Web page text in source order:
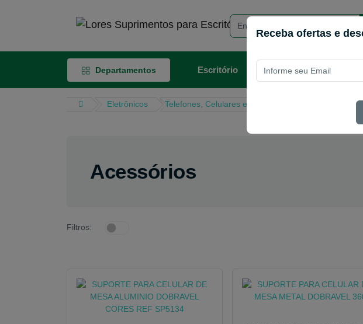
Departamentos Escritório Informática
Eletrônicos Telefones, Celulares e Tablets
Acessórios
Filtros:
Receba ofertas e